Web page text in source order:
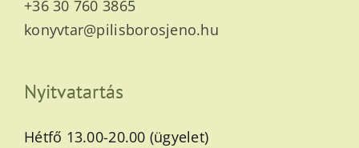
+36 30 760 3865
konyvtar@pilisborosjeno.hu
Nyitvatartás
Hétfő 13.00-20.00 (ügyelet)